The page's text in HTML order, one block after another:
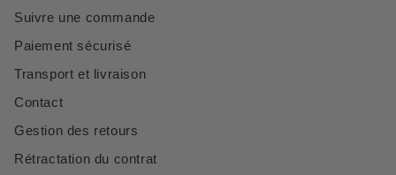
Suivre une commande
Paiement sécurisé
Transport et livraison
Contact
Gestion des retours
Rétractation du contrat